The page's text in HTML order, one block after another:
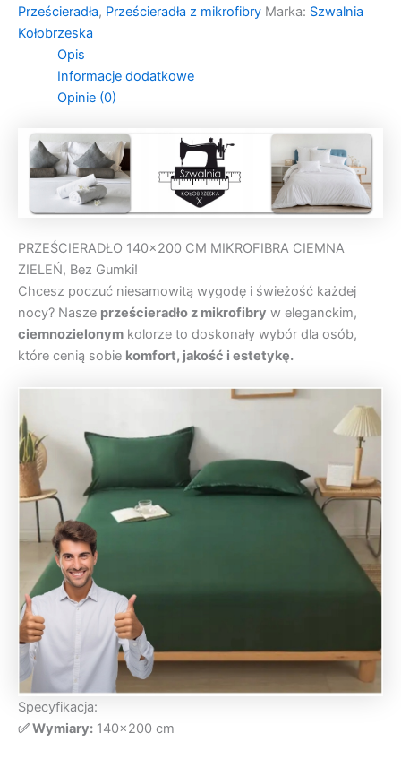
Prześcieradła, Prześcieradła z mikrofibry Marka: Szwalnia
Kołobrzeska
Opis
Informacje dodatkowe
Opinie (0)
PRZEŚCIERADŁO 140×200 CM MIKROFIBRA CIEMNA
ZIELEŃ, Bez Gumki!
Chcesz poczuć niesamowitą wygodę i świeżość każdej
nocy? Nasze prześcieradło z mikrofibry w eleganckim,
ciemnozielonym kolorze to doskonały wybór dla osób,
które cenią sobie komfort, jakość i estetykę.
Specyfikacja:
✅ Wymiary: 140×200 cm